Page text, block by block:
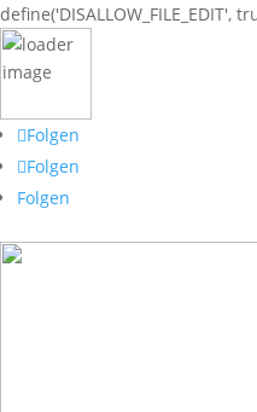
define('DISALLOW_FILE_EDIT',
Folgen
Folgen
Folgen